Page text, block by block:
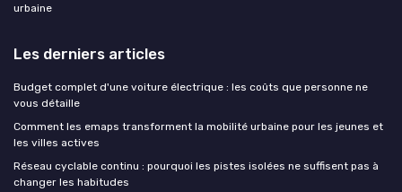
urbaine
Les derniers articles
Budget complet d'une voiture électrique : les coûts que personne ne
vous détaille
Comment les emaps transforment la mobilité urbaine pour les jeunes et
les villes actives
Réseau cyclable continu : pourquoi les pistes isolées ne suffisent pas à
changer les habitudes